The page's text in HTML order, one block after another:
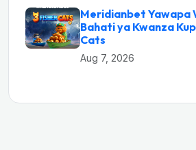
Meridianbet Yawapa
Bahati ya Kwanza
Cats
Aug 7, 2026